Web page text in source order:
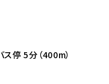
ス停 5分（400m）